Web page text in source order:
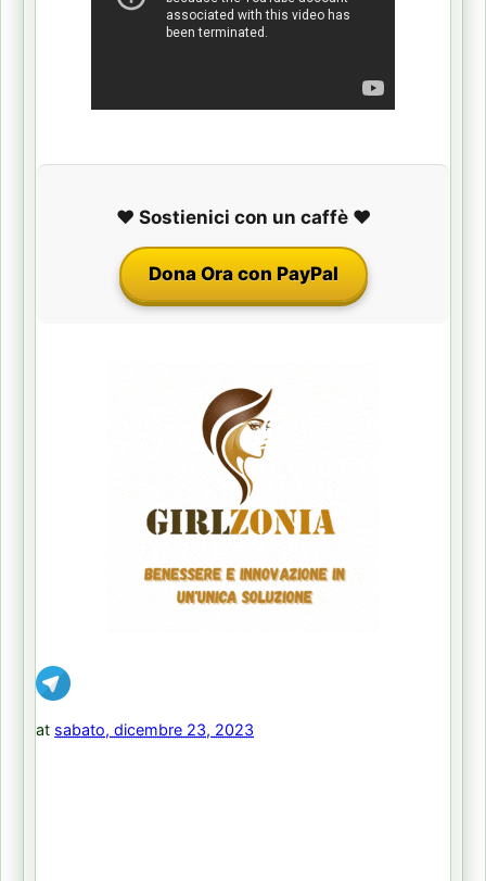
❤️ Sostienici con un caffè ❤️
Dona Ora con PayPal
at sabato, dicembre 23, 2023